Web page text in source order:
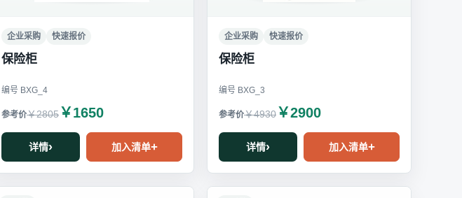
企业采购 快速报价
保险柜
编号 BXG_4
￥2805 ￥1650
详情 加入清单
企业采购 快速报价
保险柜
编号 BXG_3
￥4930 ￥2900
详情 加入清单